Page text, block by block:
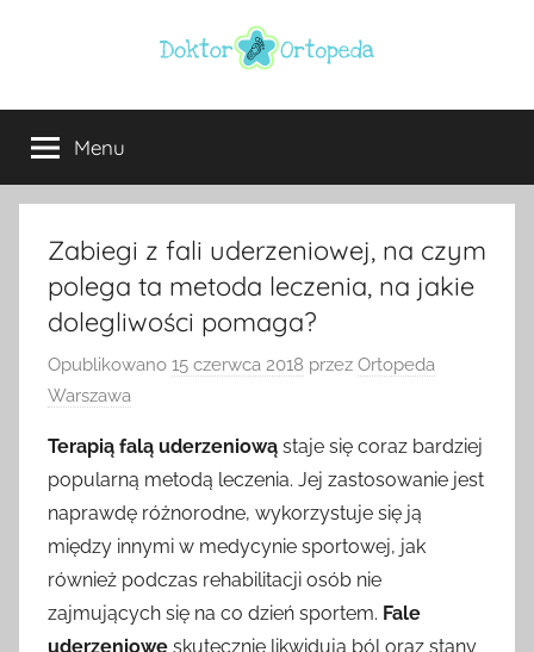
Doktor
ortopeda
Warszawa
usg
Warszawa,
ginekolog,
urolog,
dietetyk
Menu
Zabiegi z fali uderzeniowej, na czym
polega ta metoda leczenia, na jakie
dolegliwości pomaga?
Opublikowano 15 czerwca 2018 przez Ortopeda
Warszawa
Terapią falą uderzeniową staje się coraz bardziej
popularną metodą leczenia. Jej zastosowanie jest
naprawdę różnorodne, wykorzystuje się ją
między innymi w medycynie sportowej, jak
również podczas rehabilitacji osób nie
zajmujących się na co dzień sportem. Fale
uderzeniowe skutecznie likwidują ból oraz stany